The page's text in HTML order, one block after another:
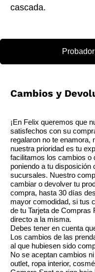
cascada.
Cambios y
¡En Felix queremos que
satisfechos con su
regalaron no te enamora,
nuestra prioridad es tu
facilitamos los cambios o
poniendo a tu disposición
sucursales. Nuestro
cambiar o devolver tu
compra, hasta 30 días
mayor comodidad, si tus
de tu Tarjeta de Compras
directo a la misma.
Debes tener en cuenta
Los cambios de las
al que hubiesen sido
No se aceptan cambios
outlet, ropa interior,